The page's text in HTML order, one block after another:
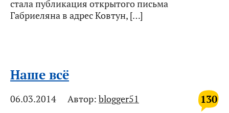
стала публикация открытого письма
Габриеляна в адрес Ковтун, […]
Наше всё
130
06.03.2014 Автор: blogger51